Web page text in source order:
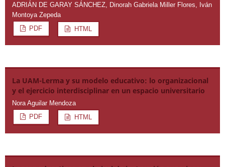
ADRIÁN DE GARAY SÁNCHEZ, Dinorah Gabriela Miller Flores, Iván
Montoya Zepeda
PDF
HTML
La UAM-Lerma y su modelo educativo: lo organizacional
y el ejercicio interdisciplinar en un espacio universitario
Nora Aguilar Mendoza
PDF
HTML